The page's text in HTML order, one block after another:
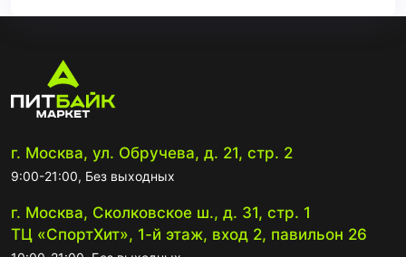
г. Москва, ул. Обручева, д. 21, стр. 2
9:00-21:00, Без выходных
г. Москва, Сколковское ш., д. 31, стр. 1
ТЦ «СпортХит», 1-й этаж, вход 2, павильон 26